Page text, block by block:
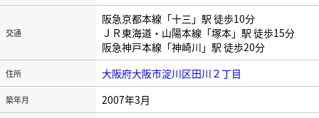
交通
阪急京都本線「十三」駅 徒歩10分
ＪＲ東海道・山陽本線「塚本」駅 徒歩15分
阪急神戸本線「神崎川」駅 徒歩20分
住所 大阪府大阪市淀川区田川２丁目
築年月 2007年3月